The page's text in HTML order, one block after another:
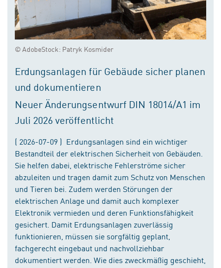
© AdobeStock: Patryk Kosmider
Erdungsanlagen für Gebäude sicher planen
und dokumentieren
Neuer Änderungsentwurf DIN 18014/A1 im
Juli 2026 veröffentlicht
( 2026-07-09 ) Erdungsanlagen sind ein wichtiger
Bestandteil der elektrischen Sicherheit von Gebäuden.
Sie helfen dabei, elektrische Fehlerströme sicher
abzuleiten und tragen damit zum Schutz von Menschen
und Tieren bei. Zudem werden Störungen der
elektrischen Anlage und damit auch komplexer
Elektronik vermieden und deren Funktionsfähigkeit
gesichert. Damit Erdungsanlagen zuverlässig
funktionieren, müssen sie sorgfältig geplant,
fachgerecht eingebaut und nachvollziehbar
dokumentiert werden. Wie dies zweckmäßig geschieht,